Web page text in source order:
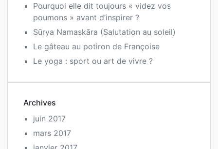
Pourquoi elle dit toujours « videz vos
poumons » avant d’inspirer ?
Sūrya Namaskāra (Salutation au soleil)
Le gâteau au potiron de Françoise
Le yoga : sport ou art de vivre ?
Archives
juin 2017
mars 2017